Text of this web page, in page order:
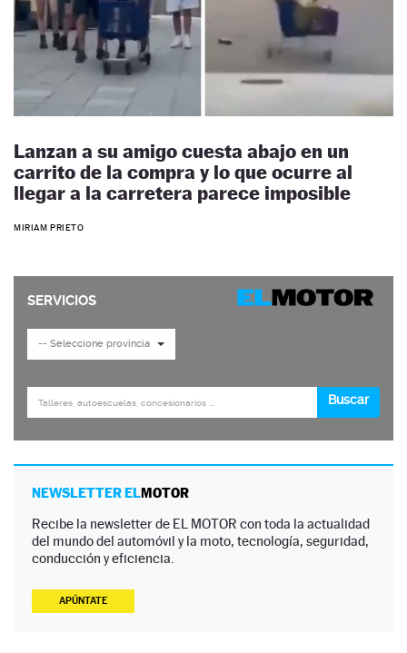
Lanzan a su amigo cuesta abajo en un
carrito de la compra y lo que ocurre al
llegar a la carretera parece imposible
MIRIAM PRIETO
NEWSLETTER ELMOTOR
Recibe la newsletter de EL MOTOR con toda la actualidad
del mundo del automóvil y la moto, tecnología, seguridad,
conducción y eficiencia.
APÚNTATE